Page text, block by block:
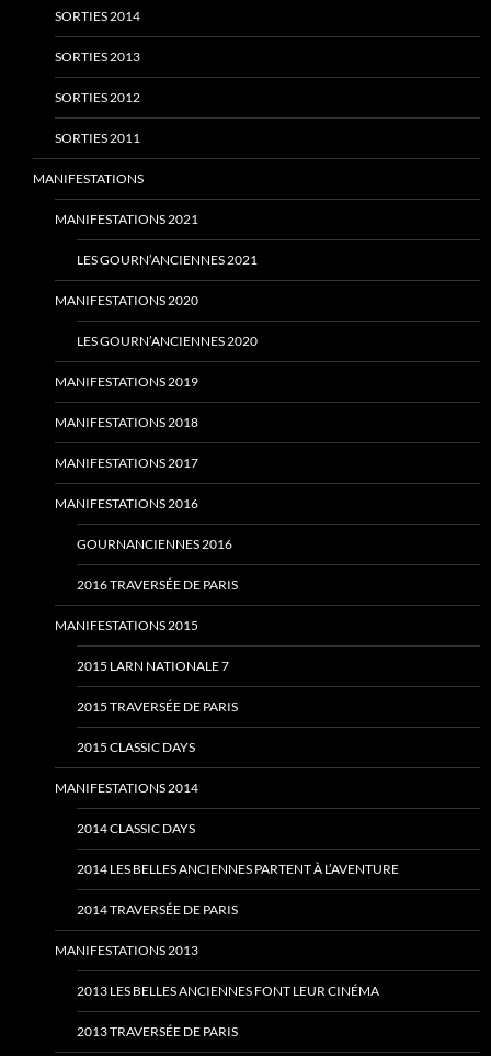
SORTIES 2014
SORTIES 2013
SORTIES 2012
SORTIES 2011
MANIFESTATIONS
MANIFESTATIONS 2021
LES GOURN’ANCIENNES 2021
MANIFESTATIONS 2020
LES GOURN’ANCIENNES 2020
MANIFESTATIONS 2019
MANIFESTATIONS 2018
MANIFESTATIONS 2017
MANIFESTATIONS 2016
GOURNANCIENNES 2016
2016 TRAVERSÉE DE PARIS
MANIFESTATIONS 2015
2015 LARN NATIONALE 7
2015 TRAVERSÉE DE PARIS
2015 CLASSIC DAYS
MANIFESTATIONS 2014
2014 CLASSIC DAYS
2014 LES BELLES ANCIENNES PARTENT À L’AVENTURE
2014 TRAVERSÉE DE PARIS
MANIFESTATIONS 2013
2013 LES BELLES ANCIENNES FONT LEUR CINÉMA
2013 TRAVERSÉE DE PARIS